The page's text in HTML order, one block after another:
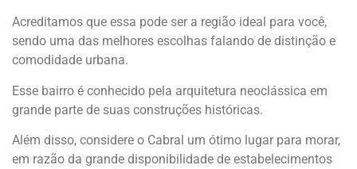
Acreditamos que essa pode ser a região ideal para você,
sendo uma das melhores escolhas falando de distinção e
comodidade urbana.
Esse bairro é conhecido pela arquitetura neoclássica em
grande parte de suas construções históricas.
Além disso, considere o Cabral um ótimo lugar para morar,
em razão da grande disponibilidade de estabelecimentos